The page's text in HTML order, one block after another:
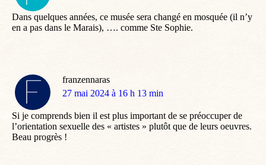
Dans quelques années, ce musée sera changé en mosquée (il n’y
en a pas dans le Marais), …. comme Ste Sophie.
franzennaras
dit
27 mai 2024 à 16 h 13 min
Si je comprends bien il est plus important de se préoccuper de
l’orientation sexuelle des « artistes » plutôt que de leurs oeuvres.
Beau progrès !